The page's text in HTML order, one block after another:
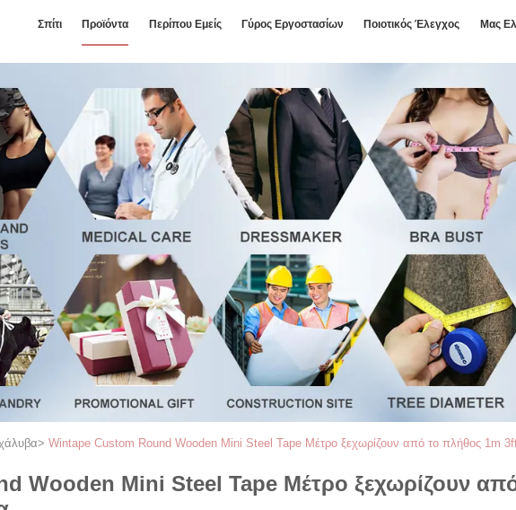
Σπίτι Προϊόντα Περίπου Εμείς Γύρος Εργοστασίων Ποιοτικός Έλεγχος Μας
> Wintape Custom Round Wooden Mini Steel Tape Μέτρο ξεχωρίζουν από το πλήθος 1m
Wooden Mini Steel Tape Μέτρο ξεχωρίζουν